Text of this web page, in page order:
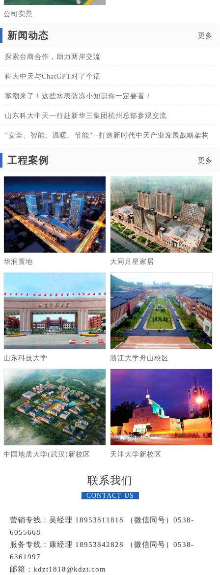
公司实景
新闻动态 更多
探索台商合作，助力两岸交流
科大中天与ChatGPT对了个话
寒潮来了！这些水表防冻小知识你一定要看！
山东科大中天一行赴新华三集团杭州总部参观交流
“安全、智能、温暖、节能”--打造新时代中天产业发展战略架构
工程案例 更多
华润置地 大同月星家居
山东科技大学 浙江大学舟山校区
中国地质大学(武汉)新校区 天津大学新校区
联系我们
CONTACT US
营销专线：吴经理 18953811818 （微信同号）0538-
6055668
服务专线：康经理 18953842828 （微信同号）0538-
6361997
邮箱：kdzt1818@kdzt.com